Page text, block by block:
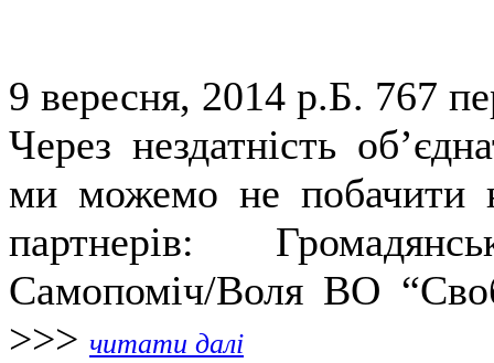
9 вересня, 2014 р.Б. 767
Через нездатність
ми можемо не побачити
партнерів:
Самопоміч/Воля ВО
>>> читати далі